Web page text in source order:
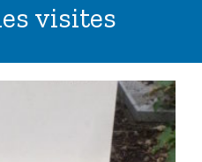
visites